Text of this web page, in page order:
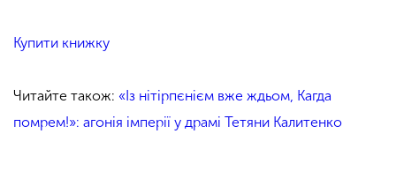
Купити книжку
Читайте також: «Із нітірпєнієм вже ждьом, Кагда
помрем!»: агонія імперії у драмі Тетяни Калитенко